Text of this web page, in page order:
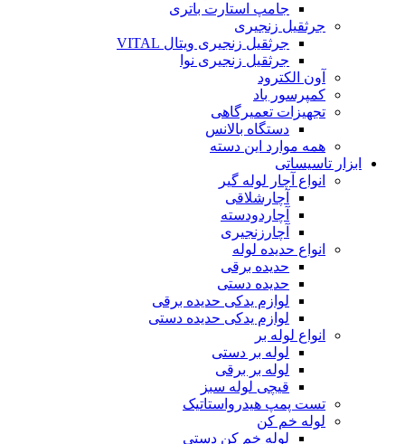
جامپ استارت باتری
جرثقیل زنجیری
جرثقیل زنجیری ویتال VITAL
جرثقیل زنجیری نوا
آون الکترود
کمپرسور باد
تجهیزات تعمیرگاهی
دستگاه بالانس
همه موارد این دسته
ابزار تاسیساتی
انواع آچار لوله گیر
آچارشلاقی
آچاردودسته
آچارزنجیری
انواع حدیده لوله
حدیده برقی
حدیده دستی
لوازم یدکی حدیده برقی
لوازم یدکی حدیده دستی
انواع لوله بر
لوله بر دستی
لوله بر برقی
قیچی لوله سبز
تست پمپ هیدرواستاتیک
لوله خم کن
لوله خم کن دستی